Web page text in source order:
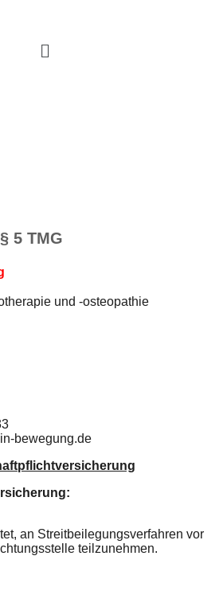
5 TMG
und -osteopathie
bewegung.de
an Streitbeilegungsverfahren vor
teilzunehmen.